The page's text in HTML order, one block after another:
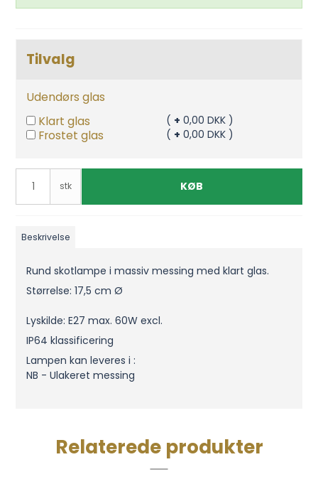
Tilvalg
Udendørs glas
Klart glas
( + 0,00 DKK )
Frostet glas ( + 0,00 DKK )
stk KØB
Beskrivelse
Rund skotlampe i massiv messing med klart glas.
Størrelse: 17,5 cm Ø
Lyskilde: E27 max. 60W excl.
IP64 klassificering
Lampen kan leveres i :
NB - Ulakeret messing
Relaterede produkter